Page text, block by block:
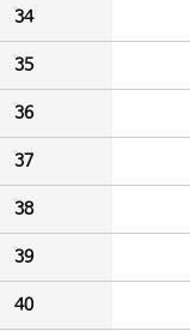
34
35
36
37
38
39
40